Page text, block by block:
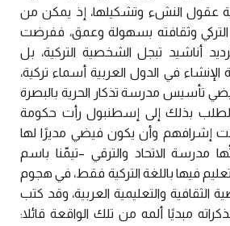
عقول النشء وتشكيلها، إذ يمكن من
التركي وثقافته بسهولة وعمق، ففرضت
أناشيد تبجل الشخصية التركية، بل
في الدول العربية أسماء تركية،
تأسيس مدرسة تذكار الحرية بالبصرة
ورفع الطلب بذلك إلى إسطنبول رأت حكومة
إشرافهم وأن يكون فيضي مديرًا لها
الاتحاد والترقي –تيمّنا باسم
فيها باللغة التركية فقط، في هجوم
والتعليمية العربية، وقد كتب
مبديًا ألمه من تلك الواقعة قائلا: